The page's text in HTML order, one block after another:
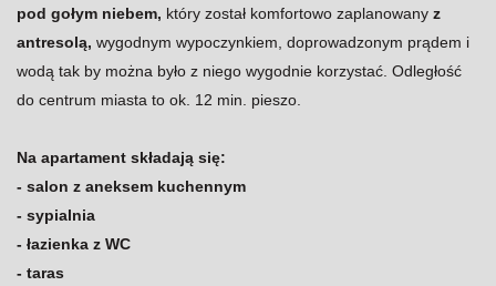
pod gołym niebem, który został komfortowo zaplanowany z
antresolą, wygodnym wypoczynkiem, doprowadzonym prądem i
wodą tak by można było z niego wygodnie korzystać. Odległość
do centrum miasta to ok. 12 min. pieszo.
Na apartament składają się:
- salon z aneksem kuchennym
- sypialnia
- łazienka z WC
- taras